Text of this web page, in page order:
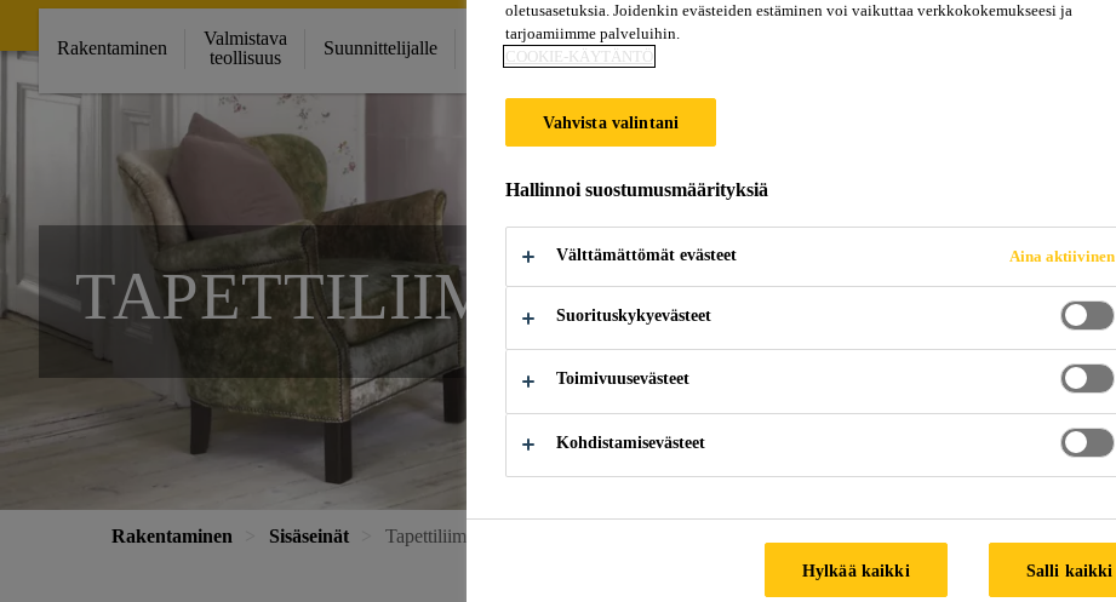
Rakentaminen
Valmistava
teollisuus
Suunnittelijalle
Ratkaisut
projekteihin
Referenssit
TAPETTILIIMAT
Rakentaminen Sisäseinät Tapettiliimat
oletusasetuksia. Joidenkin evästeiden estäminen voi vaikuttaa verkkokokemukseesi ja
tarjoamiimme palveluihin.
COOKIE-KÄYTÄNTÖ
Vahvista valintani
Hallinnoi suostumusmäärityksiä
Välttämättömät evästeet Aina aktiivinen
Suorituskykyevästeet
Toimivuusevästeet
Kohdistamisevästeet
Hylkää kaikki Salli kaikki